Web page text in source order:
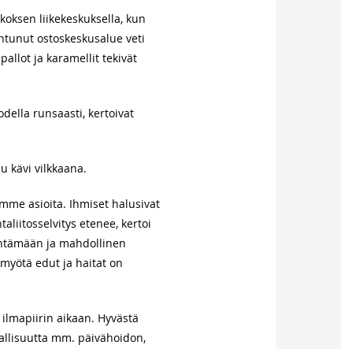
liikekeskuksella, kun
ostoskeskusalue veti
ja karamellit tekivät
runsaasti, kertoivat
kävi vilkkaana.
asioita. Ihmiset halusivat
etenee, kertoi
ja mahdollinen
edut ja haitat on
aikaan. Hyvästä
mm. päivähoidon,